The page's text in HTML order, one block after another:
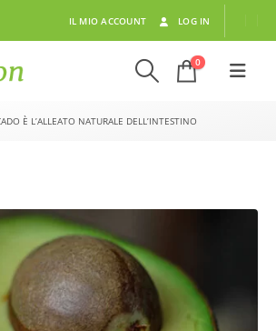
IL MIO ACCOUNT LOG IN
0
È L’ALLEATO NATURALE DELL’INTESTINO